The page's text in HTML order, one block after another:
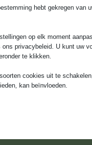
Kom in contact
+31618657156
hebt gekregen van
op elk moment
privacybeleid. U kunt uw
te klikken.
cookies uit te
kan beïnvloeden.